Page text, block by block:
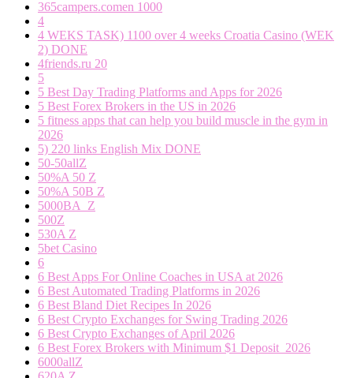
365campers.comen 1000
4
4 WEKS TASK) 1100 over 4 weeks Croatia Casino (WEK
2) DONE
4friends.ru 20
5
5 Best Day Trading Platforms and Apps for 2026
5 Best Forex Brokers in the US in 2026
5 fitness apps that can help you build muscle in the gym in
2026
5) 220 links English Mix DONE
50-50allZ
50%A 50 Z
50%A 50B Z
5000BA_Z
500Z
530A Z
5bet Casino
6
6 Best Apps For Online Coaches in USA at 2026
6 Best Automated Trading Platforms in 2026
6 Best Bland Diet Recipes In 2026
6 Best Crypto Exchanges for Swing Trading 2026
6 Best Crypto Exchanges of April 2026
6 Best Forex Brokers with Minimum $1 Deposit ️ 2026
6000allZ